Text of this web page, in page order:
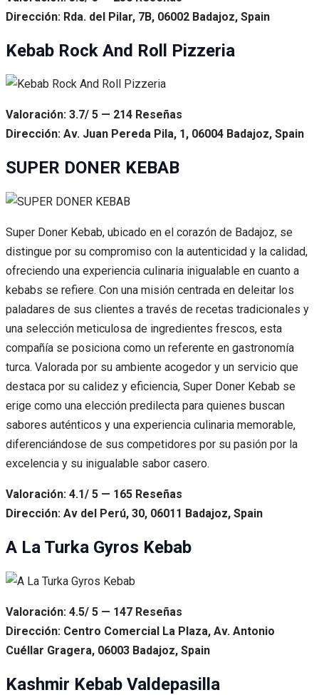
Dirección: Rda. del Pilar, 7B, 06002 Badajoz, Spain
Kebab Rock And Roll Pizzeria
Valoración: 3.7/ 5 — 214 Reseñas
Dirección: Av. Juan Pereda Pila, 1, 06004 Badajoz, Spain
SUPER DONER KEBAB
Super Doner Kebab, ubicado en el corazón de Badajoz, se
distingue por su compromiso con la autenticidad y la calidad,
ofreciendo una experiencia culinaria inigualable en cuanto a
kebabs se refiere. Con una misión centrada en deleitar los
paladares de sus clientes a través de recetas tradicionales y
una selección meticulosa de ingredientes frescos, esta
compañía se posiciona como un referente en gastronomía
turca. Valorada por su ambiente acogedor y un servicio que
destaca por su calidez y eficiencia, Super Doner Kebab se
erige como una elección predilecta para quienes buscan
sabores auténticos y una experiencia culinaria memorable,
diferenciándose de sus competidores por su pasión por la
excelencia y su inigualable sabor casero.
Valoración: 4.1/ 5 — 165 Reseñas
Dirección: Av del Perú, 30, 06011 Badajoz, Spain
A La Turka Gyros Kebab
Valoración: 4.5/ 5 — 147 Reseñas
Dirección: Centro Comercial La Plaza, Av. Antonio
Cuéllar Gragera, 06003 Badajoz, Spain
Kashmir Kebab Valdepasilla